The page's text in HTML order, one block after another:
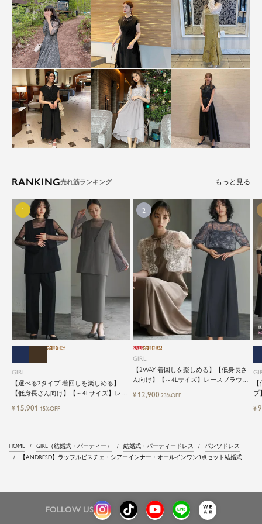
RANKING もっと見る
GIRL
【選べる2タイプ 着回しを楽しめる】
【低身長さん向け】【～4Lサイズ】レイ
カートorワイドパンツセットアップロン
会員価格
¥ 15,901 15%OFF
GIRL
【2WAY 着回しを楽しめる】【低身長さ
ん向け】【～4Lサイズ】レースブラウス
ング結婚式ワンピース
SALE会員価格
¥ 12,900 23%OFF
プ
¥
HOME GIRL（結婚式・パーティー） 結婚式・パーティードレス
パンツドレス
【ANDRESD】ラッフルビスチェ・シアーインナー・オールインワン3点セット結婚式パ
FOLLOW US